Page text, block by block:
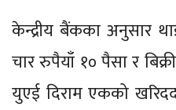
केन्द्रीय बैंकका अनुसार
चार रुपैयाँ १० पैसा र
युएई दिराम एकको